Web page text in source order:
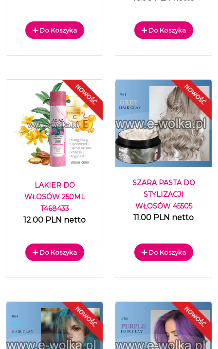
Do Koszyka Do Koszyka
LAKIER DO
WŁOSÓW 250ML
T468433
12.00 PLN netto
Do Koszyka
SZARA PASTA DO
STYLIZACJI
WŁOSÓW 45505
11.00 PLN netto
Do Koszyka